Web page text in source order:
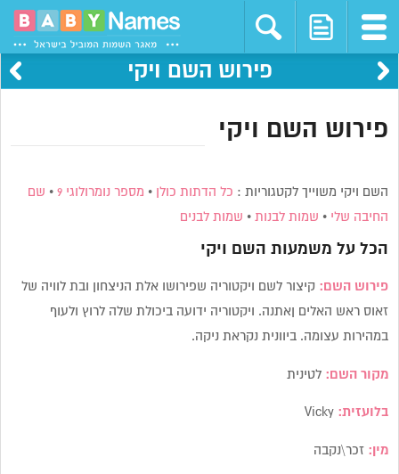
פירוש השם ויקי
פירוש השם ויקי
השם ויקי משוייך לקטגוריות : כל הדתות כולן • מספר נומרולוגי 9 • שם
החיבה שלי • שמות לבנות • שמות לבנים
הכל על משמעות השם ויקי
פירוש השם:קיצור לשם ויקטוריה שפירושו אלת הניצחון ובת לוויה של
זאוס ראש האלים ןאתנה. ויקטוריה ידועה ביכולת שלה לרוץ ולעוף
במהירות עצומה. ביוונית נקראת ניקה.
מקור השם:לטינית
בלועזית: Vicky
מין: זכר\נקבה